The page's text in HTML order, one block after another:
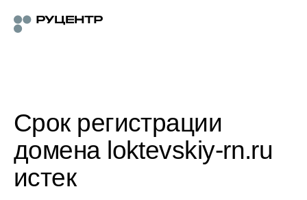
Срок регистрации
домена loktevskiy-rn.ru
истек